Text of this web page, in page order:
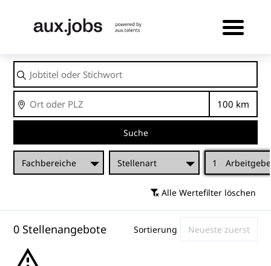
Jobtitel
oder
Stichwort
Ort
Suche
Fachbereiche Stellenart 1
Alle Wertefilter löschen
0 Stellenangebote Sortierung